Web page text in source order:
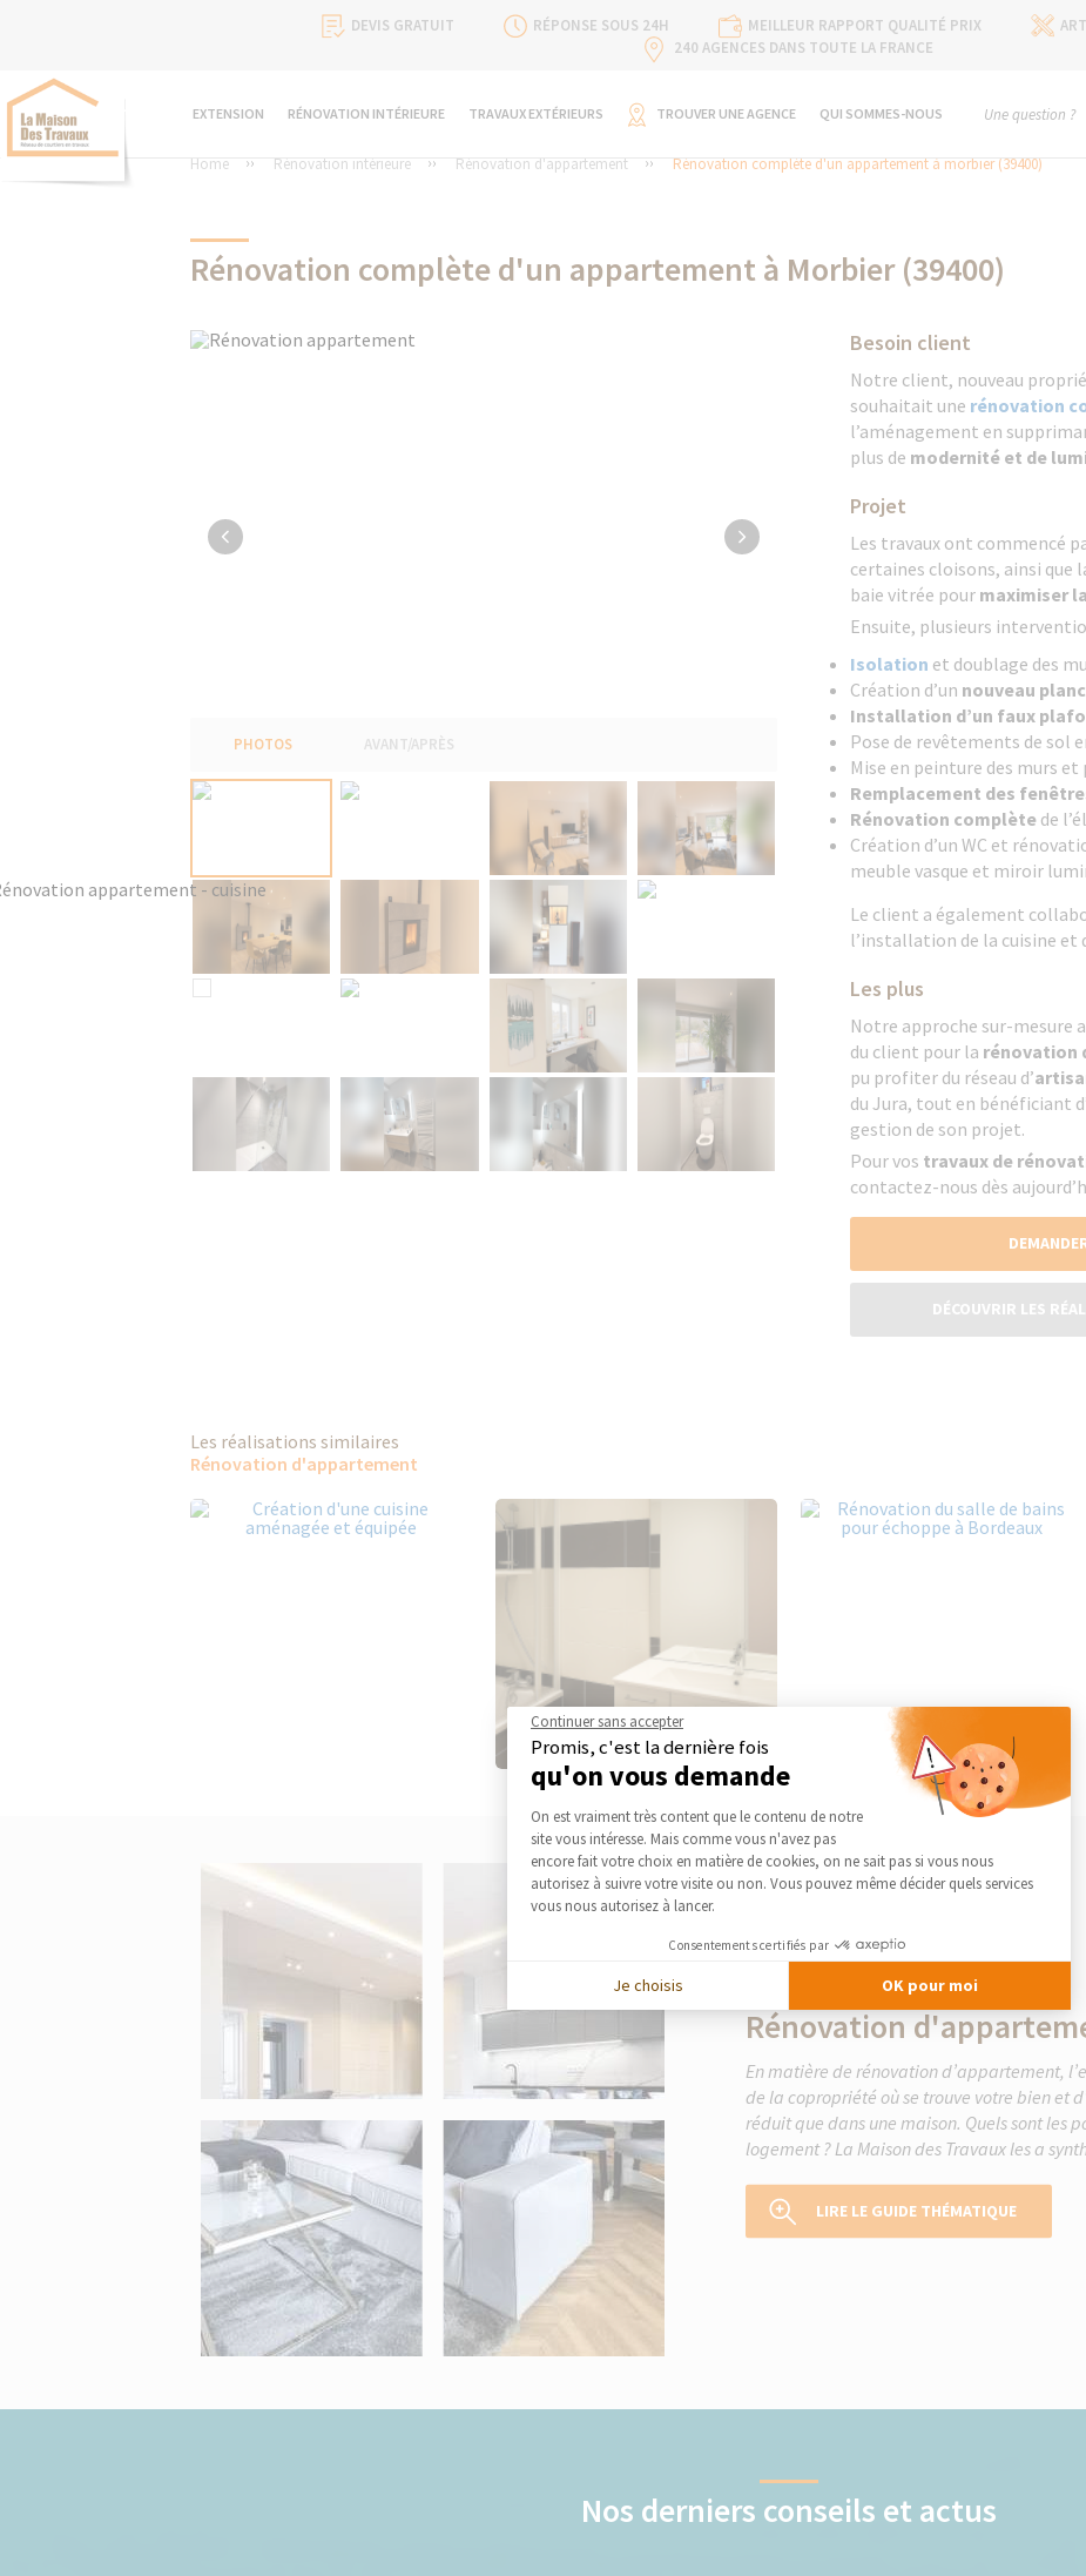
DEVIS GRATUIT RÉPONSE SOUS 24H MEILLEUR RAPPORT QUALITÉ PRIX
240 AGENCES DANS TOUTE LA FRANCE
EXTENSION RÉNOVATION INTÉRIEURE TRAVAUX EXTÉRIEURS TROUVER UNE AGENCE QUI SOMMES-NOUS Une question ?
Home Rénovation intérieure Rénovation d'appartement Rénovation complète d'un appartement à morbier (39400)
Rénovation complète d'un appartement à Morbier (39400)
PHOTOS AVANT/APRÈS
Besoin client
Notre client, nouveau
souhaitait une rénovation
l’aménagement en
plus de modernité et de
Projet
Les travaux ont commencé
certaines cloisons, ainsi que
baie vitrée pour maximiser
Ensuite, plusieurs
Isolation et doublage des
Création d’un nouveau
Installation d’un faux
Pose de revêtements de sol
Mise en peinture des murs
Remplacement des
Rénovation complète de
Création d’un WC et
meuble vasque et miroir
Le client a également
l’installation de la cuisine et
Les plus
Notre approche sur-mesure
du client pour la rénovation
pu profiter du réseau d’
du Jura, tout en bénéficiant
gestion de son projet.
Pour vos travaux de
contactez-nous dès
DÉCOUVRIR LES
Les réalisations similaires
Rénovation d'appartement
Le guide thématique
Rénovation
En matière de rénovation d’appartement,
de la copropriété où se trouve votre bien et
réduit que dans une maison. Quels sont les
logement ? La Maison des Travaux les a
LIRE LE GUIDE THÉMATIQUE
Nos derniers conseils et actus
Continuer sans accepter
Promis, c'est la dernière fois
qu'on vous demande
Plateforme de Gestion du Consentement :
On est vraiment très content que le contenu de notre
site vous intéresse. Mais comme vous n'avez pas
encore fait votre choix en matière de cookies, on ne sait pas si vous nous
autorisez à suivre votre visite ou non. Vous pouvez même décider quels services
vous nous autorisez à lancer.
Consentements certifiés par
Je choisis OK pour moi
Axeptio consent